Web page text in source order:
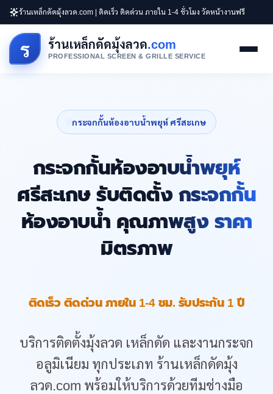
ร้านเหล็กดัดมุ้งลวด.com | ติดเร็ว ติดด่วน ภายใน 1-4 ชั่วโมง วัดหน้างานฟรี
ร ร้านเหล็กดัดมุ้งลวด.com
PROFESSIONAL SCREEN & GRILLE SERVICE
กระจกกั้นห้องอาบน้ำพยุห์ ศรีสะเกษ
กระจกกั้นห้องอาบน้ำพยุห์
ศรีสะเกษ รับติดตั้ง กระจกกั้น
ห้องอาบน้ำ คุณภาพสูง ราคา
มิตรภาพ
ติดเร็ว ติดด่วน ภายใน 1-4 ชม. รับประกัน 1 ปี
บริการติดตั้งมุ้งลวด เหล็กดัด และงานกระจก
อลูมิเนียม ทุกประเภท ร้านเหล็กดัดมุ้ง
ลวด.com พร้อมให้บริการด้วยทีมช่างมือ